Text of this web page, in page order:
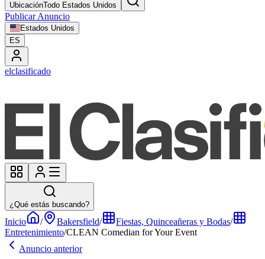
UbicaciónTodo Estados Unidos
Publicar Anuncio
Estados Unidos
ES
elclasificado
¿Qué estás buscando?
Inicio / Bakersfield/ Fiestas, Quinceañeras y Bodas/
Entretenimiento/CLEAN Comedian for Your Event
Anuncio anterior